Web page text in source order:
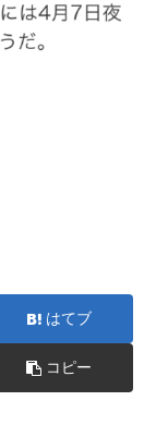
はてブ
コピー